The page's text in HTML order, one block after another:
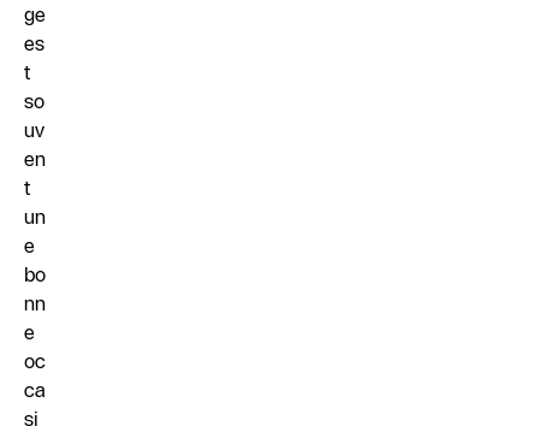
ge
es
t
so
uv
en
t
un
e
bo
nn
e
oc
ca
si